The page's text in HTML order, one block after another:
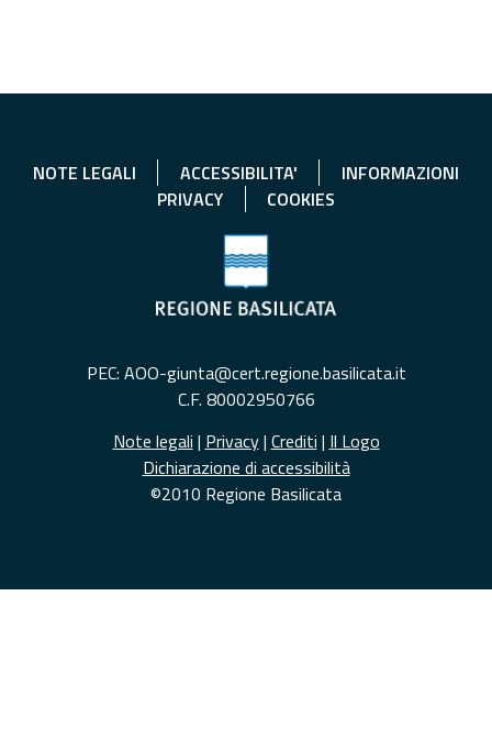
NOTE LEGALI ACCESSIBILITA'
INFORMAZIONI
PRIVACY
COOKIES
PEC: AOO-giunta@cert.regione.basilicata.it
C.F. 80002950766
Note legali | Privacy| Crediti | Il Logo
Dichiarazione di accessibilità
©2010 Regione Basilicata